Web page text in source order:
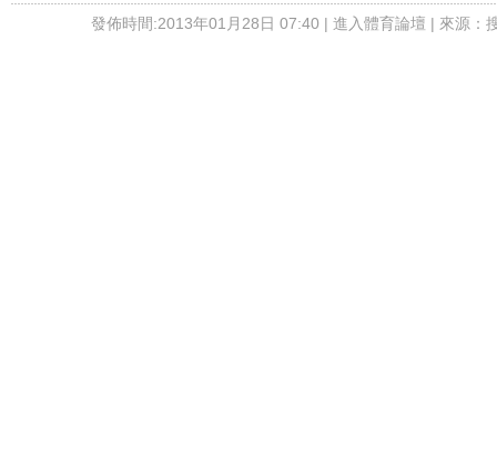
發佈時間:2013年01月28日 07:40 | 進入體育論壇 | 來源：